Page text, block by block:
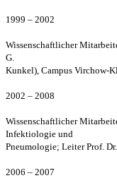
1999 – 2002
Wissenschaftlicher
G.
Kunkel), Campus Virchow-
2002 – 2008
Wissenschaftlicher
Infektiologie und
Pneumologie; Leiter Prof.
2006 – 2007